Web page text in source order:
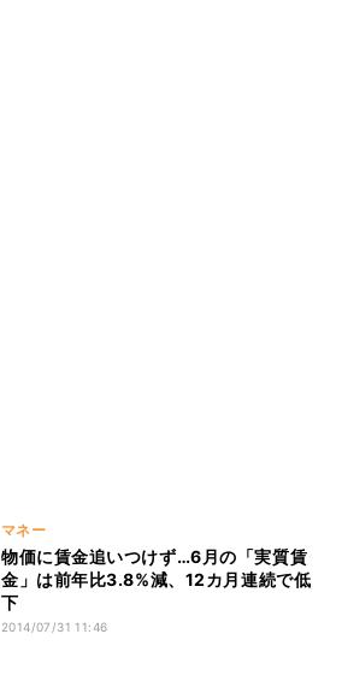
マネー
物価に賃金追いつけず…6月の「実質賃
金」は前年比3.8%減、12カ月連続で低
下
2014/07/31 11:46